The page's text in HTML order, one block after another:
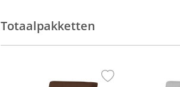
Totaalpakketten